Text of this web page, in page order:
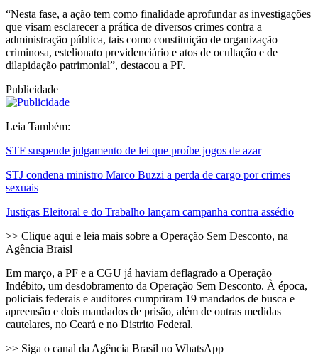
“Nesta fase, a ação tem como finalidade aprofundar as investigações
que visam esclarecer a prática de diversos crimes contra a
administração pública, tais como constituição de organização
criminosa, estelionato previdenciário e atos de ocultação e de
dilapidação patrimonial”, destacou a PF.
Publicidade
Leia Também:
STF suspende julgamento de lei que proíbe jogos de azar
STJ condena ministro Marco Buzzi a perda de cargo por crimes
sexuais
Justiças Eleitoral e do Trabalho lançam campanha contra assédio
>> Clique aqui e leia mais sobre a Operação Sem Desconto, na
Agência Braisl
Em março, a PF e a CGU já haviam deflagrado a Operação
Indébito, um desdobramento da Operação Sem Desconto. À época,
policiais federais e auditores cumpriram 19 mandados de busca e
apreensão e dois mandados de prisão, além de outras medidas
cautelares, no Ceará e no Distrito Federal.
>> Siga o canal da Agência Brasil no WhatsApp